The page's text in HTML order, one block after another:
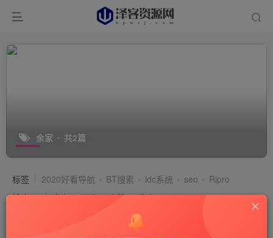
余家 共2篇
标签 2020好看导航 BT搜索 idc系统 seo
Ripro
排序
发布 浏览 点赞 评论